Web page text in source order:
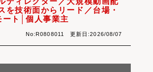
を技術面からリード／台場・
ート│個人事業主
No:R0808011 更新日:2026/08/07